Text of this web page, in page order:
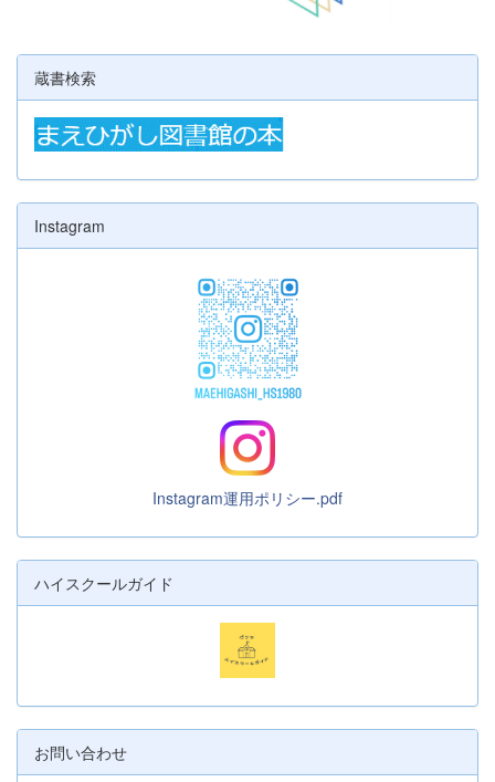
蔵書検索
Instagram
Instagram運用ポリシー.pdf
ハイスクールガイド
お問い合わせ